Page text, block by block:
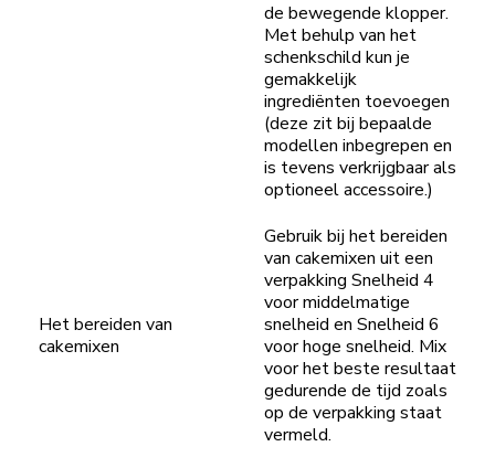
de bewegende klopper.
Met behulp van het
schenkschild kun je
gemakkelijk
ingrediënten toevoegen
(deze zit bij bepaalde
modellen inbegrepen en
is tevens verkrijgbaar als
optioneel accessoire.)
Het bereiden van
cakemixen
Gebruik bij het bereiden
van cakemixen uit een
verpakking Snelheid 4
voor middelmatige
snelheid en Snelheid 6
voor hoge snelheid. Mix
voor het beste resultaat
gedurende de tijd zoals
op de verpakking staat
vermeld.